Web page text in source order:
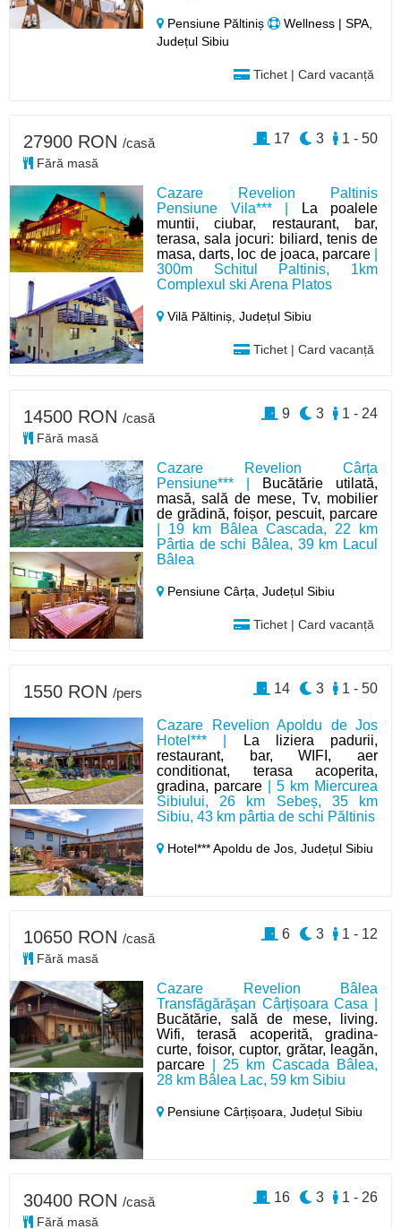
Pensiune Păltiniș
Wellness | SPA,
Județul Sibiu
Tichet | Card vacanță
Cazare Revelion Paltinis
Pensiune Vila*** |
La poalele
muntii, ciubar, restaurant, bar,
terasa, sala jocuri: biliard, tenis de
masa, darts, loc de joaca, parcare|
300m Schitul Paltinis, 1km
Complexul ski Arena Platos
Vilă Păltiniș,Județul Sibiu
Tichet | Card vacanță
27900 RON /casă
Fără masă
1 - 50
3
17
Cazare Revelion Cârța
Pensiune*** |
Bucătărie utilată,
masă, sală de mese, Tv, mobilier
de grădină, foișor, pescuit, parcare
| 19 km Bâlea Cascada, 22 km
Pârtia de schi Bâlea, 39 km Lacul
Bâlea
Pensiune Cârța,Județul Sibiu
Tichet | Card vacanță
14500 RON /casă
Fără masă
1 - 24
3
9
Cazare Revelion Apoldu de Jos
Hotel*** |
La liziera padurii,
restaurant, bar, WIFI, aer
conditionat, terasa acoperita,
gradina, parcare | 5 km Miercurea
Sibiului, 26 km Sebeș, 35 km
Sibiu, 43 km pârtia de schi Păltinis
Hotel*** Apoldu de Jos,Județul Sibiu
1550 RON /pers 1 - 50
3
14
Cazare Revelion Bâlea
Transfăgărăşan Cârțișoara Casa |
Bucătărie, sală de mese, living.
Wifi, terasă acoperită, gradina-
curte, foisor, cuptor, grătar, leagăn,
parcare | 25 km Cascada Bâlea,
28 km Bâlea Lac, 59 km Sibiu
Pensiune Cârțișoara,Județul Sibiu
10650 RON /casă
Fără masă
1 - 12
3
6
30400 RON /casă
Fără masă
1 - 26
3
16